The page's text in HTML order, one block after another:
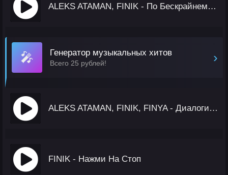
ALEKS ATAMAN, FINIK - По Бескрайнему Полю Моему
🎤 Генератор музыкальных хитов
Всего 25 рублей! ›
ALEKS ATAMAN, FINIK, FINYA - Диалоги Тет-А-Тет
FINIK - Нажми На Стоп